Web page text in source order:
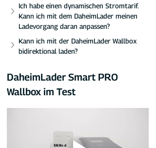
Ich habe einen dynamischen Stromtarif.
Kann ich mit dem DaheimLader meinen
Ladevorgang daran anpassen?
Kann ich mit der DaheimLader Wallbox
bidirektional laden?
DaheimLader Smart PRO
Wallbox im Test